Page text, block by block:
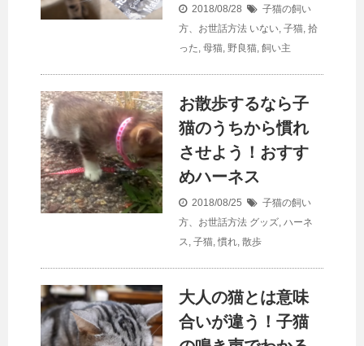
2018/08/28
子猫の飼い
方、お世話方法 いない, 子猫, 拾
った, 母猫, 野良猫, 飼い主
お散歩するなら子
猫のうちから慣れ
させよう！おすす
めハーネス
2018/08/25
子猫の飼い
方、お世話方法 グッズ, ハーネ
ス, 子猫, 慣れ, 散歩
大人の猫とは意味
合いが違う！子猫